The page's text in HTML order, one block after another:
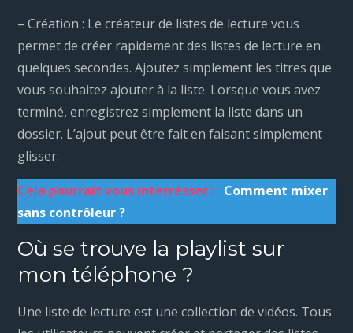
– Création : Le créateur de listes de lecture vous
permet de créer rapidement des listes de lecture en
quelques secondes. Ajoutez simplement les titres que
vous souhaitez ajouter à la liste. Lorsque vous avez
terminé, enregistrez simplement la liste dans un
dossier. L’ajout peut être fait en faisant simplement
glisser.
Cela pourrait vous interrésser : Comment mixer
sans contrôleur ?
Où se trouve la playlist sur
mon téléphone ?
Une liste de lecture est une collection de vidéos. Tous